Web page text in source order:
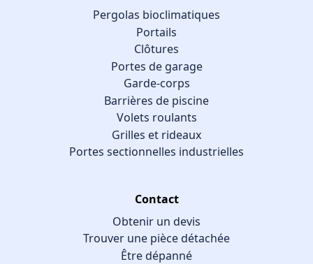
Pergolas bioclimatiques
Portails
Clôtures
Portes de garage
Garde-corps
Barrières de piscine
Volets roulants
Grilles et rideaux
Portes sectionnelles industrielles
Contact
Obtenir un devis
Trouver une pièce détachée
Être dépanné